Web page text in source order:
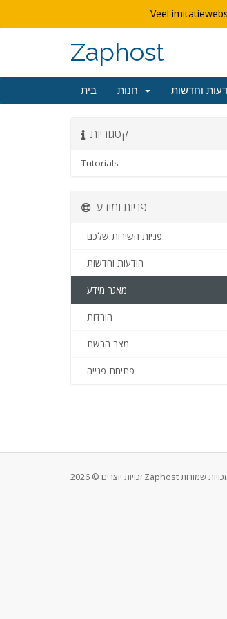
Veel
Zaphost
בית וחדשות
קטגוריות
Tutorials
פניות ומידע
פניות השירות שלכם
הודעות וחדשות
מאגר מידע
הורדות
מצב הרשת
פתיחת פנייה